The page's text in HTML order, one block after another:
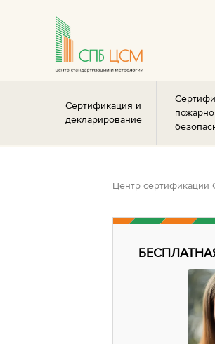
Сертификация и
декларирование
Центр